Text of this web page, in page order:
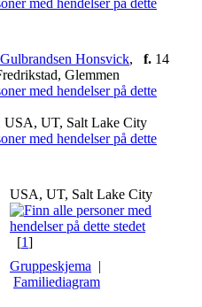
Honsvick, f. 14
Glemmen
USA, UT, Salt Lake City
USA, UT, Salt Lake City
[1]
Gruppeskjema |
Familiediagram